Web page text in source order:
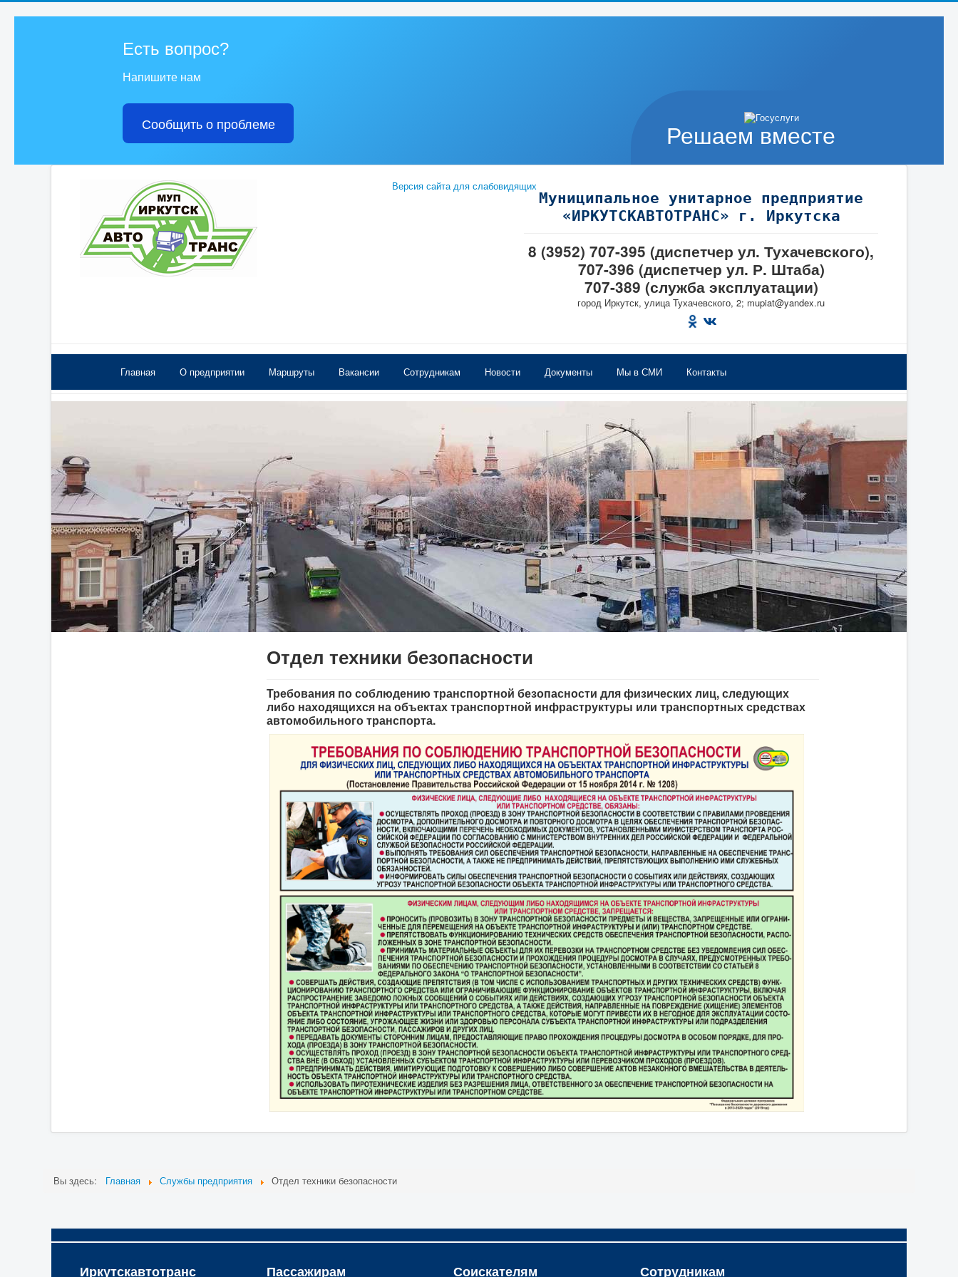
Решаем вместе
Есть вопрос?
Напишите нам
Сообщить о проблеме
Версия сайта для слабовидящих
Муниципальное унитарное предприятие
«ИРКУТСКАВТОТРАНС» г. Иркутска
8 (3952) 707-395 (диспетчер ул. Тухачевского),
707-396 (диспетчер ул. Р. Штаба)
707-389 (служба эксплуатации)
город Иркутск, улица Тухачевского, 2; mupiat@yandex.ru
Главная О предприятии Маршруты Вакансии Сотрудникам Новости Документы Мы в СМИ Контакты
Отдел техники безопасности
Требования по соблюдению транспортной безопасности для физических лиц, следующих
либо находящихся на объектах транспортной инфраструктуры или транспортных средствах
автомобильного транспорта.
Вы здесь: Главная Службы предприятия Отдел техники безопасности
Иркутскавтотранс Пассажирам Соискателям Сотрудникам